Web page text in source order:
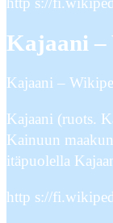
Kajaani –
Kajaani –
Kajaani (ruots.
Kainuun
itäpuolella
http s://